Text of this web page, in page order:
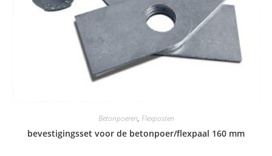
Betonpoeren, Flexposten
bevestigingsset voor de betonpoer/flexpaal 160 mm